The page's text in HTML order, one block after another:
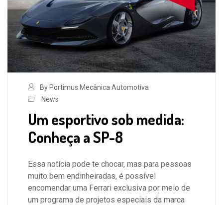
By Portimus Mecânica Automotiva
News
Um esportivo sob medida:
Conheça a SP-8
Essa notícia pode te chocar, mas para pessoas
muito bem endinheiradas, é possível
encomendar uma Ferrari exclusiva por meio de
um programa de projetos especiais da marca